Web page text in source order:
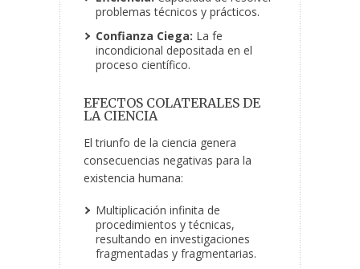
problemas técnicos y prácticos.
Confianza Ciega: La fe
incondicional depositada en el
proceso científico.
EFECTOS COLATERALES DE
LA CIENCIA
El triunfo de la ciencia genera
consecuencias negativas para la
existencia humana:
Multiplicación infinita de
procedimientos y técnicas,
resultando en investigaciones
fragmentadas y fragmentarias.